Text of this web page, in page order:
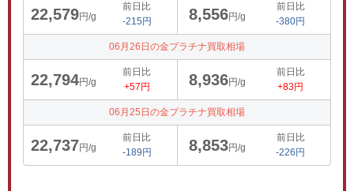
22,579円/g
前日比
-215円
8,556円/g
前日比
-380円
06月26日の金プラチナ買取相場
22,794円/g
前日比
+57円
8,936円/g
前日比
+83円
06月25日の金プラチナ買取相場
22,737円/g
前日比
-189円
8,853円/g
前日比
-226円